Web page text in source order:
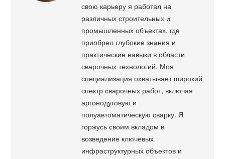
свою карьеру я работал на
различных строительных и
промышленных объектах, где
приобрел глубокие знания и
практические навыки в области
сварочных технологий. Моя
специализация охватывает широкий
спектр сварочных работ, включая
аргонодуговую и
полуавтоматическую сварку. Я
горжусь своим вкладом в
возведение ключевых
инфраструктурных объектов и